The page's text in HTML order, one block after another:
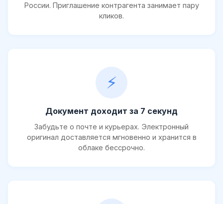
России. Приглашение контрагента занимает пару
кликов.
⚡
Документ доходит за 7 секунд
Забудьте о почте и курьерах. Электронный
оригинал доставляется мгновенно и хранится в
облаке бессрочно.